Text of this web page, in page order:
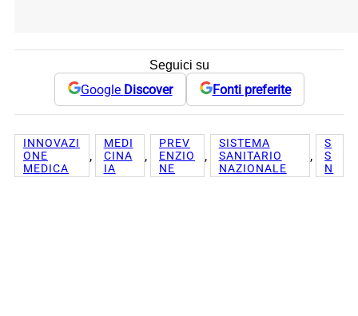
Seguici su
Google Discover Fonti preferite
INNOVAZI
ONE
MEDICA
,
MEDI
CINA
IA
,
PREV
ENZIO
NE
,
SISTEMA
SANITARIO
NAZIONALE
,
S
S
N